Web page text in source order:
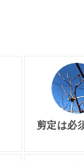
剪定は必